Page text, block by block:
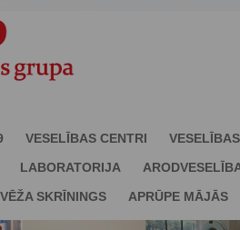
VESELĪBAS CENTRI
LABORATORIJA
VĒŽA SKRĪNINGS APRŪPE MĀJĀS